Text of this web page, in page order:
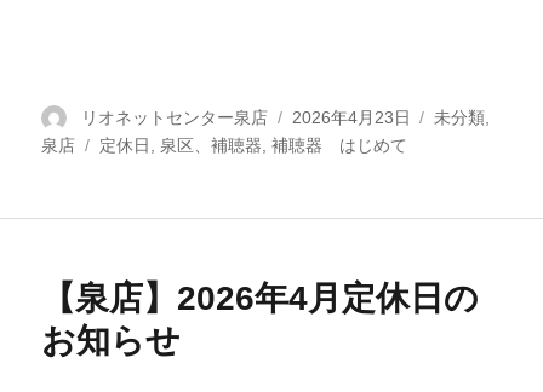
投
稿
リオネットセンター泉店
投
稿
2026年4月23日
カ
未分類
泉店
タ
定休日 泉区、補聴器 補聴器 はじめて
【泉店】2026年4月定休日の
お知らせ